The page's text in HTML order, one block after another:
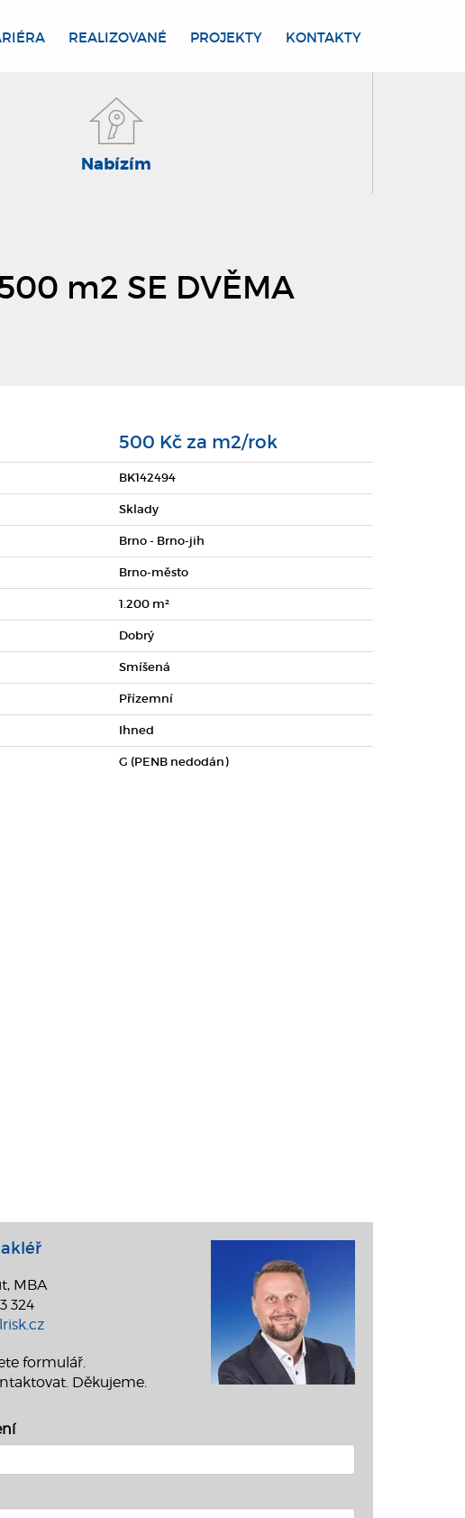
REALIZOVANÉ PROJEKTY KONTAKTY
Nabízím
m2 SE DVĚMA
500 Kč za m2/rok
BK142494
Sklady
Brno - Brno-jih
Brno-město
1.200 m²
Dobrý
Smíšená
Přízemní
Ihned
G (PENB nedodán)
MBA
324
formulář.
Děkujeme.